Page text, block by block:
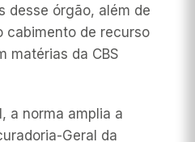
desse órgão, além de
cabimento de recurso
matérias da CBS
a norma amplia a
Geral da